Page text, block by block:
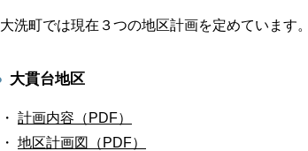
大洗町では現在３つの地区計画を定めています。
大貫台地区
・ 計画内容（PDF）
・ 地区計画図（PDF）